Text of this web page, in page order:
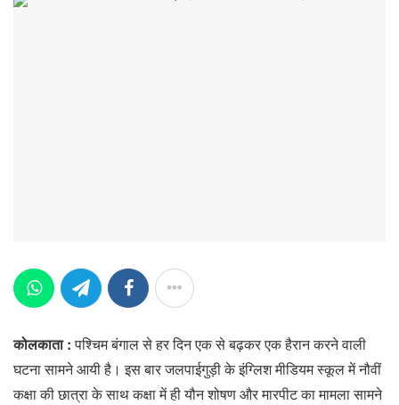
कोलकाता :पश्चिम बंगाल से हर दिन एक से बढ़कर एक हैरान करने वाली
घटना सामने आयी है। इस बार जलपाईगुड़ी के इंग्लिश मीडियम स्कूल में नौवीं
कक्षा की छात्रा के साथ कक्षा में ही यौन शोषण और मारपीट का मामला सामने